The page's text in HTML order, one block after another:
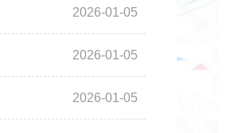
2026-01-05
2026-01-05
2026-01-05